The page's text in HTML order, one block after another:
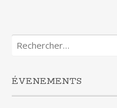
Rechercher :
ÉVENEMENTS